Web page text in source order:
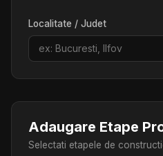
Localitate / Judet
Adaugare Etape
Selectati etapele de